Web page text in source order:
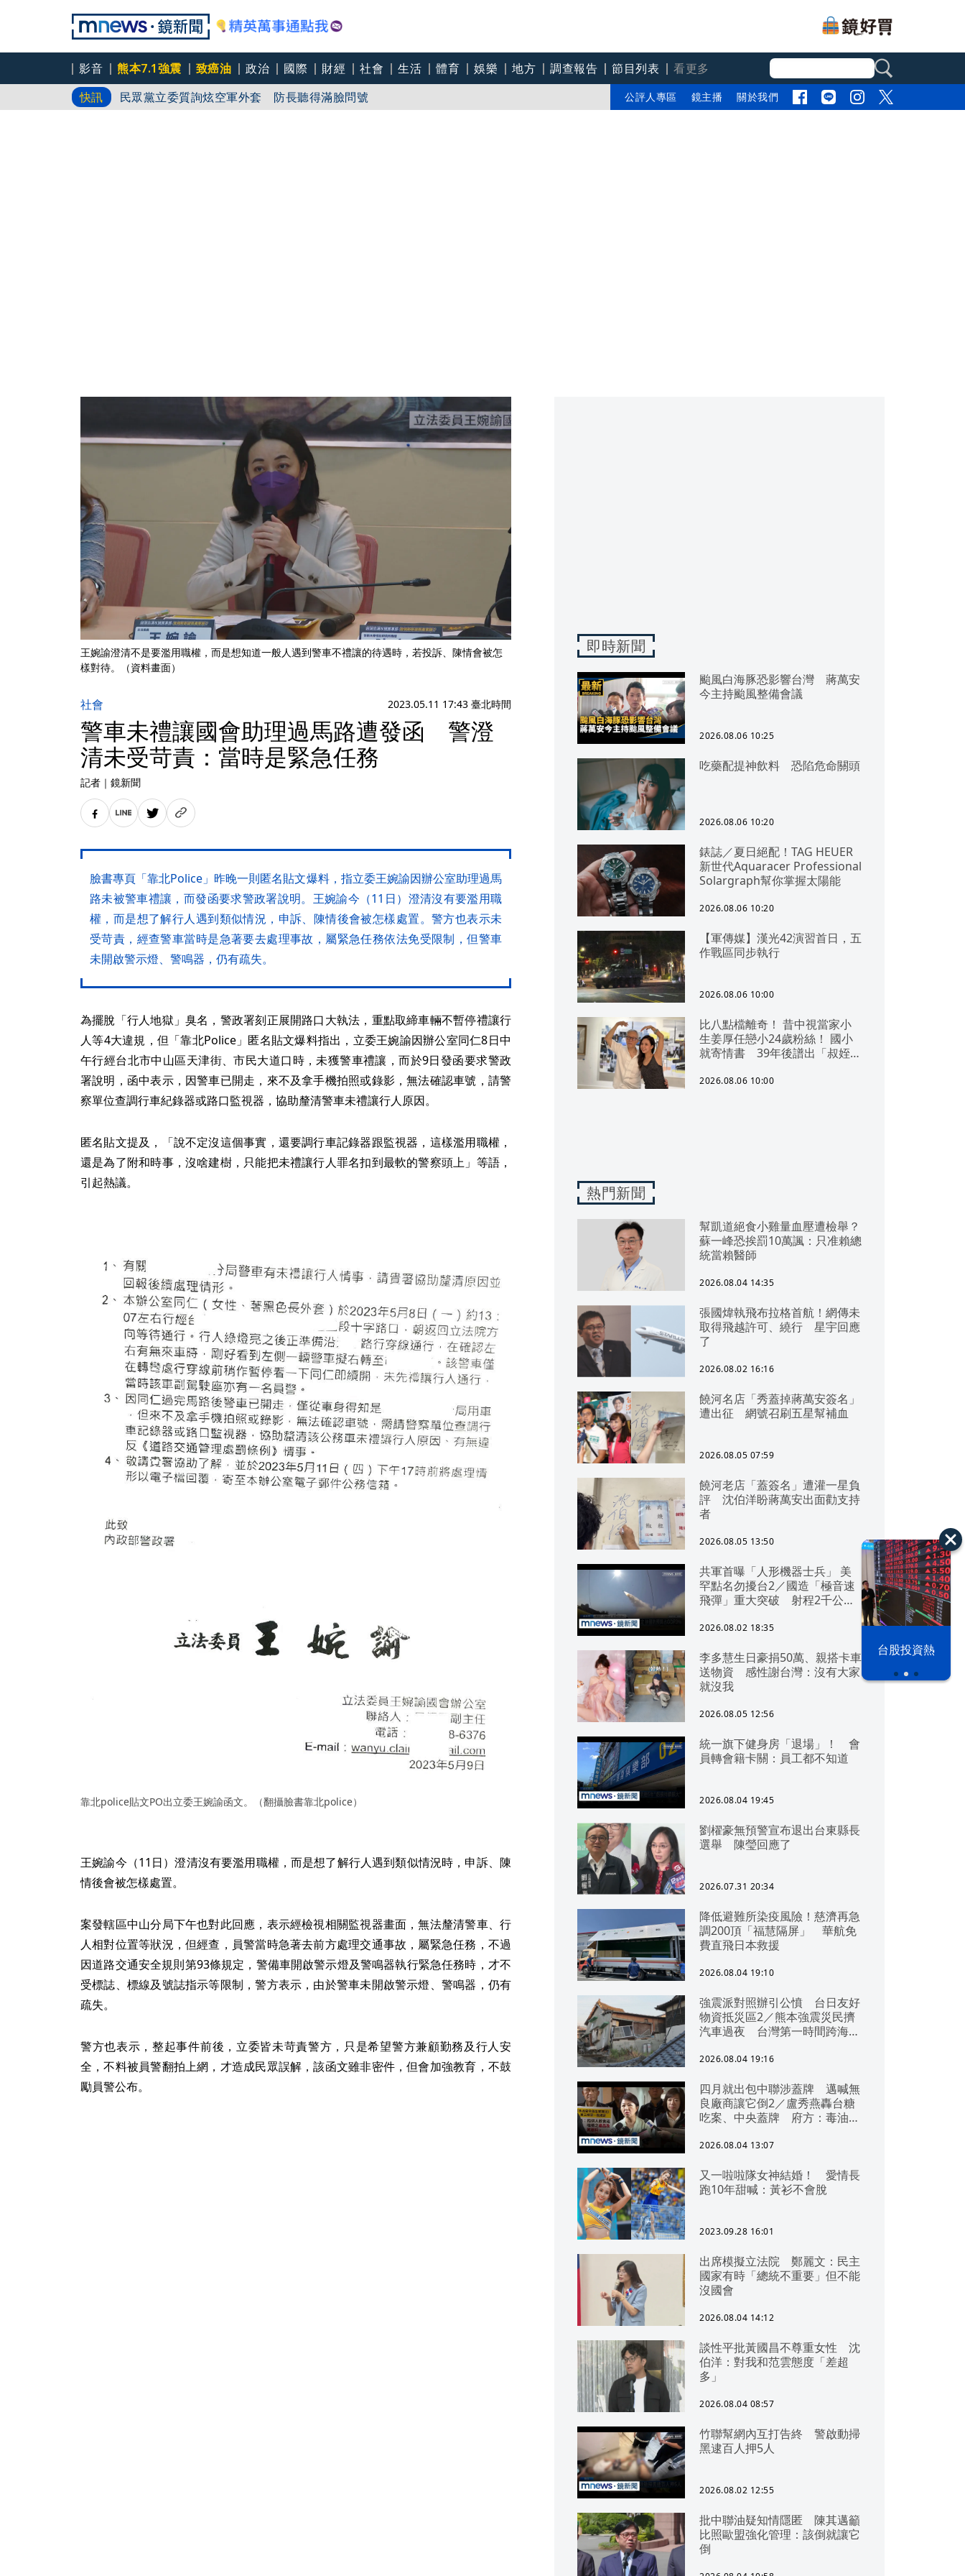
影音 熊本7.1強震 致癌油 政治 國際 財經 社會 生活 體育 娛樂 地方 調查報告 節目列表
看更多
快訊
拋「雙AI」施政藍圖！徐欣瑩宣示無縫接軌楊文科 延續五支箭與十大交通建設
民眾黨立委質詢炫空軍外套 防長聽得滿臉問號
公評人專區 鏡主播 關於我們
之下
台股投資熱
王婉諭澄清不是要濫用職權，而是想知道一般人遇到警車不禮讓的待遇時，若投訴、陳情會被怎
樣對待。（資料畫面）
社會 2023.05.11 17:43 臺北時間
警車未禮讓國會助理過馬路遭發函 警澄
清未受苛責：當時是緊急任務
記者 ｜ 鏡新聞
臉書專頁「靠北Police」昨晚一則匿名貼文爆料，指立委王婉諭因辦公室助理過馬
路未被警車禮讓，而發函要求警政署說明。王婉諭今（11日）澄清沒有要濫用職
權，而是想了解行人遇到類似情況，申訴、陳情後會被怎樣處置。警方也表示未
受苛責，經查警車當時是急著要去處理事故，屬緊急任務依法免受限制，但警車
未開啟警示燈、警鳴器，仍有疏失。
為擺脫「行人地獄」臭名，警政署刻正展開路口大執法，重點取締車輛不暫停禮讓行
人等4大違規，但「靠北Police」匿名貼文爆料指出，立委王婉諭因辦公室同仁8日中
午行經台北市中山區天津街、市民大道口時，未獲警車禮讓，而於9日發函要求警政
署說明，函中表示，因警車已開走，來不及拿手機拍照或錄影，無法確認車號，請警
察單位查調行車紀錄器或路口監視器，協助釐清警車未禮讓行人原因。
匿名貼文提及，「說不定沒這個事實，還要調行車記錄器跟監視器，這樣濫用職權，
還是為了附和時事，沒啥建樹，只能把未禮讓行人罪名扣到最軟的警察頭上」等語，
引起熱議。
靠北police貼文PO出立委王婉諭函文。（翻攝臉書靠北police）
王婉諭今（11日）澄清沒有要濫用職權，而是想了解行人遇到類似情況時，申訴、陳
情後會被怎樣處置。
案發轄區中山分局下午也對此回應，表示經檢視相關監視器畫面，無法釐清警車、行
人相對位置等狀況，但經查，員警當時急著去前方處理交通事故，屬緊急任務，不過
因道路交通安全規則第93條規定，警備車開啟警示燈及警鳴器執行緊急任務時，才不
受標誌、標線及號誌指示等限制，警方表示，由於警車未開啟警示燈、警鳴器，仍有
疏失。
警方也表示，整起事件前後，立委皆未苛責警方，只是希望警方兼顧勤務及行人安
全，不料被員警翻拍上網，才造成民眾誤解，該函文雖非密件，但會加強教育，不鼓
勵員警公布。
即時新聞
颱風白海豚恐影響台灣 蔣萬安
今主持颱風整備會議
2026.08.06 10:25
吃藥配提神飲料 恐陷危命關頭
2026.08.06 10:20
錶誌／夏日絕配！TAG HEUER
新世代Aquaracer Professional
Solargraph幫你掌握太陽能
2026.08.06 10:20
【軍傳媒】漢光42演習首日，五
作戰區同步執行
2026.08.06 10:00
比八點檔離奇！ 昔中視當家小
生姜厚任戀小24歲粉絲！ 國小
就寄情書 39年後譜出「叔姪
2026.08.06 10:00
熱門新聞
幫凱道絕食小雞量血壓遭檢舉？
蘇一峰恐挨罰10萬諷：只准賴總
統當賴醫師
2026.08.04 14:35
張國煒執飛布拉格首航！網傳未
取得飛越許可、繞行 星宇回應
了
2026.08.02 16:16
饒河名店「秀蓋掉蔣萬安簽名」
遭出征 網號召刷五星幫補血
2026.08.05 07:59
饒河老店「蓋簽名」遭灌一星負
評 沈伯洋盼蔣萬安出面勸支持
者
2026.08.05 13:50
共軍首曝「人形機器士兵」 美
罕點名勿擾台2／國造「極音速
飛彈」重大突破 射程2千公里
2026.08.02 18:35
李多慧生日豪捐50萬、親搭卡車
送物資 感性謝台灣：沒有大家
就沒我
2026.08.05 12:56
統一旗下健身房「退場」！ 會
員轉會籍卡關：員工都不知道
2026.08.04 19:45
劉櫂豪無預警宣布退出台東縣長
選舉 陳瑩回應了
2026.07.31 20:34
降低避難所染疫風險！慈濟再急
調200頂「福慧隔屏」 華航免
費直飛日本救援
2026.08.04 19:10
強震派對照辦引公憤 台日友好
物資抵災區2／熊本強震災民擠
汽車過夜 台灣第一時間跨海急
2026.08.04 19:16
四月就出包中聯涉蓋牌 邁喊無
良廠商讓它倒2／盧秀燕轟台糖
吃案、中央蓋牌 府方：毒油一
2026.08.04 13:07
又一啦啦隊女神結婚！ 愛情長
跑10年甜喊：黃衫不會脫
2023.09.28 16:01
出席模擬立法院 鄭麗文：民主
國家有時「總統不重要」但不能
沒國會
2026.08.04 14:12
談性平批黃國昌不尊重女性 沈
伯洋：對我和范雲態度「差超
多」
2026.08.04 08:57
竹聯幫網內互打告終 警啟動掃
黑逮百人押5人
2026.08.02 12:55
批中聯油疑知情隱匿 陳其邁籲
比照歐盟強化管理：該倒就讓它
倒